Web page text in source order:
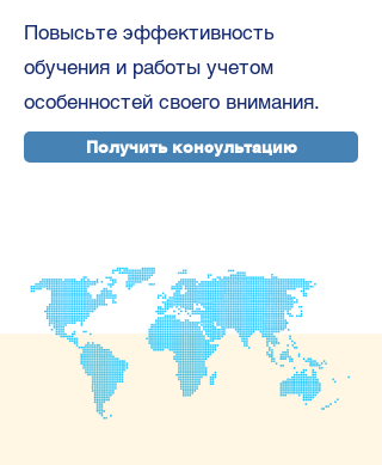
Повысьте эффективность
обучения и работы учетом
особенностей своего внимания.
Получить консультацию